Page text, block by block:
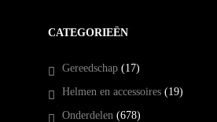
CATEGORIEËN
Gereedschap (17)
Helmen en accessoires (19)
Onderdelen (678)